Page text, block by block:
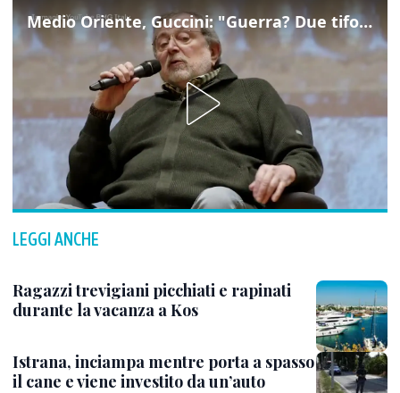
Medio Oriente, Guccini: "Guerra? Due tifoserie che si urlano contro e dimenticano vittime"
LEGGI ANCHE
Ragazzi trevigiani picchiati e rapinati
durante la vacanza a Kos
Istrana, inciampa mentre porta a spasso
il cane e viene investito da un’auto